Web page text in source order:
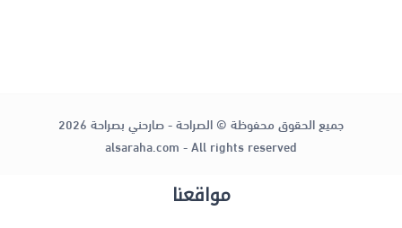
جميع الحقوق محفوظة © الصراحة - صارحني بصراحة 2026
alsaraha.com - All rights reserved